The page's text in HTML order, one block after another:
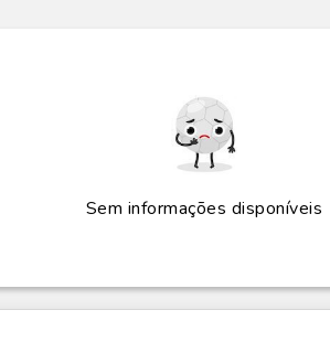
Sem informações disponíveis